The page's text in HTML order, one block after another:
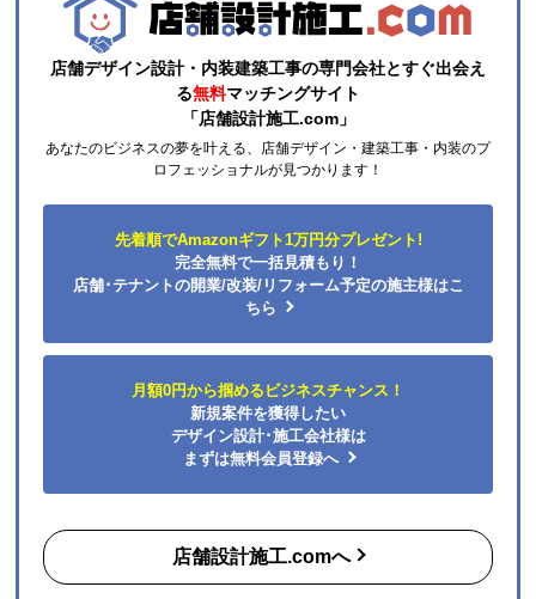
店舗デザイン設計・内装建築工事の専門会社とすぐ出会え
る無料マッチングサイト
「店舗設計施工.com」
あなたのビジネスの夢を叶える、店舗デザイン・建築工事・内装のプ
ロフェッショナルが見つかります！
先着順でAmazonギフト1万円分プレゼント!
完全無料で一括見積もり！
店舗･テナントの開業/改装/リフォーム予定の施主様はこ
ちら
月額0円から掴めるビジネスチャンス！
新規案件を獲得したい
デザイン設計･施工会社様は
まずは無料会員登録へ
店舗設計施工.comへ